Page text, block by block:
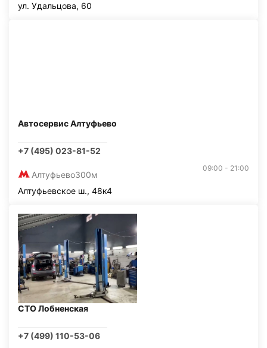
ул. Удальцова, 60
Автосервис Алтуфьево
+7 (495) 023-81-52
Алтуфьево300м
09:00 - 21:00
Алтуфьевское ш., 48к4
СТО Лобненская
+7 (499) 110-53-06